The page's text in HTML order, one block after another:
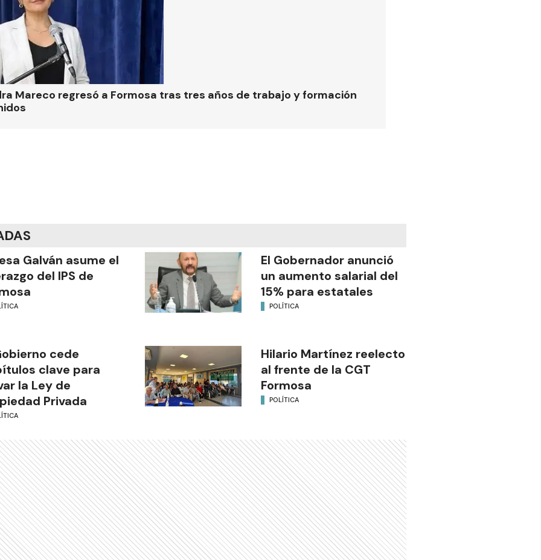
Mareco regresó a Formosa tras tres años de trabajo y formación
Galván asume el
del IPS de
El Gobernador anunció
un aumento salarial del
15% para estatales
POLÍTICA
cede
clave para
la Ley de
Privada
Hilario Martínez reelecto
al frente de la CGT
Formosa
POLÍTICA